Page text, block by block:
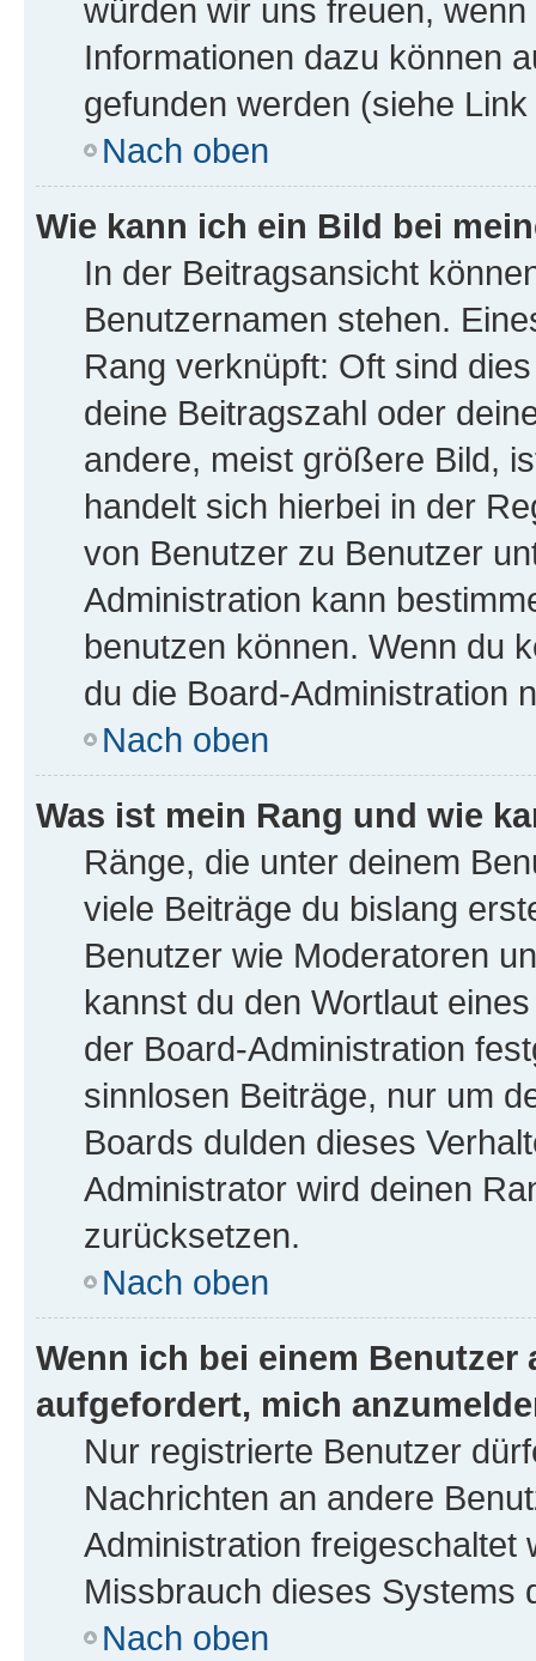
würden wir uns freuen,
Informationen dazu können
gefunden werden (siehe
Nach oben
Wie kann ich ein Bild bei
In der Beitragsansicht
Benutzernamen stehen.
Rang verknüpft: Oft sind
deine Beitragszahl oder
andere, meist größere Bild,
handelt sich hierbei in der
von Benutzer zu Benutzer
Administration kann
benutzen können. Wenn du
du die Board-Administration
Nach oben
Was ist mein Rang und wie
Ränge, die unter deinem
viele Beiträge du bislang
Benutzer wie Moderatoren
kannst du den Wortlaut
der Board-Administration
sinnlosen Beiträge, nur um
Boards dulden dieses
Administrator wird deinen
zurücksetzen.
Nach oben
Wenn ich bei einem
aufgefordert, mich
Nur registrierte Benutzer
Nachrichten an andere
Administration freigeschaltet
Missbrauch dieses Systems
Nach oben